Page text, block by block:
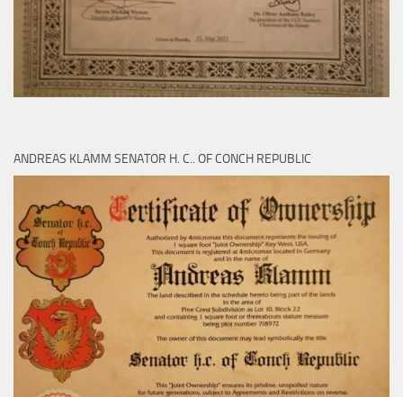
ANDREAS KLAMM SENATOR H. C.. OF CONCH REPUBLIC